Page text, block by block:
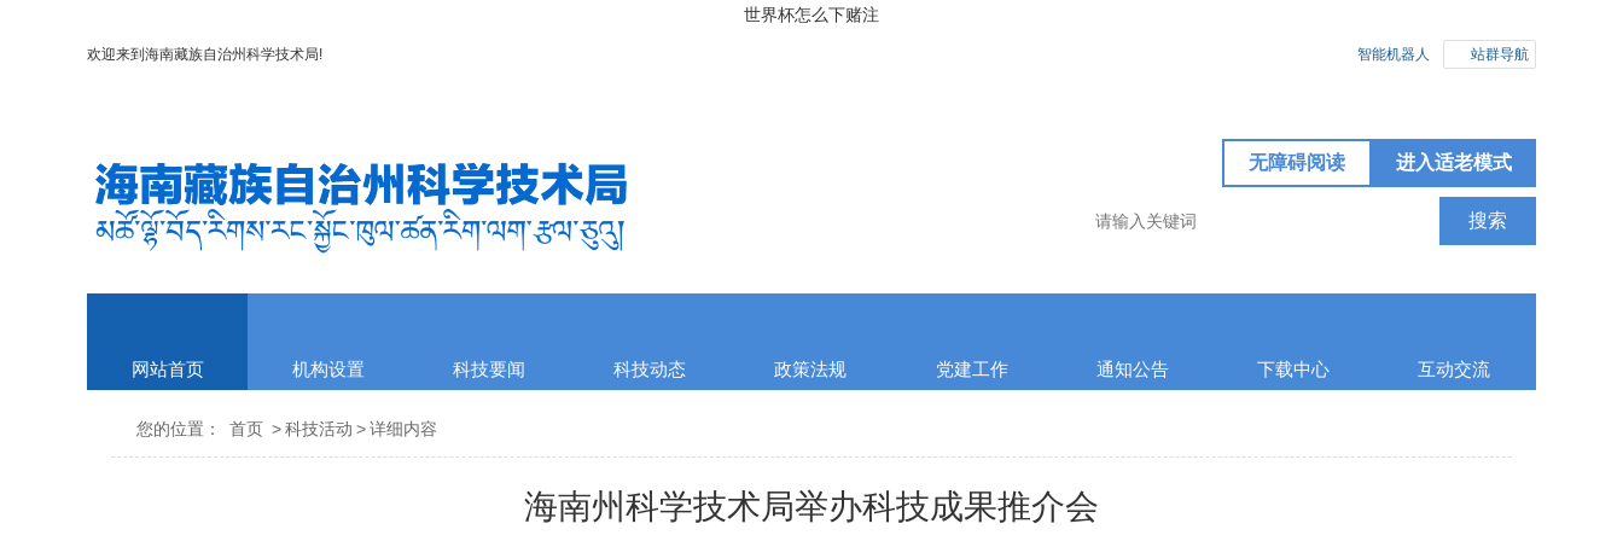
世界杯怎么下赌注
站群导航
智能机器人
欢迎来到 海南藏族自治州科学技术局!
进入适老模式
无障碍阅读
网站首页 机构设置 科技要闻 科技动态 政策法规 党建工作 通知公告 下载中心 互动交流
您的位置： 首页 >科技活动 >详细内容
海南州科学技术局举办科技成果推介会